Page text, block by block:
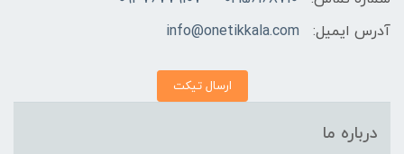
آدرس ایمیل:
info@onetikkala.com
ارسال تیکت
درباره ما